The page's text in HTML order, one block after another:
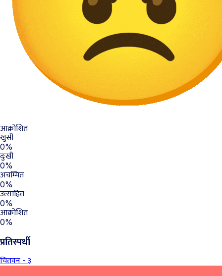
आक्रोशित
खुसी
0%
दुःखी
0%
अचम्मित
0%
उत्साहित
0%
आक्रोशित
0%
प्रतिस्पर्धी
चितवन - ३